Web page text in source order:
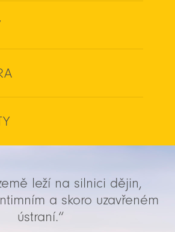
leží na silnici dějin,
a skoro uzavřeném
ústraní.“